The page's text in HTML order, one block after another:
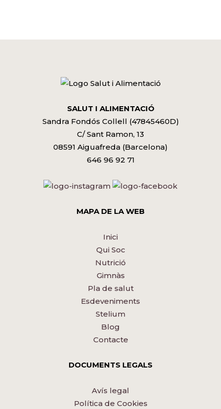
SALUT I ALIMENTACIÓ
Sandra Fondós Collell (47845460D)
C/ Sant Ramon, 13
08591 Aiguafreda (Barcelona)
646 96 92 71
MAPA DE LA WEB
Inici
Qui Soc
Nutrició
Gimnàs
Pla de salut
Esdeveniments
Stelium
Blog
Contacte
DOCUMENTS LEGALS
Avís legal
Política de Cookies